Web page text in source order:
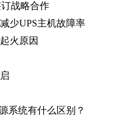
战略合作
少UPS主机故障率
火原因
系统有什么区别？